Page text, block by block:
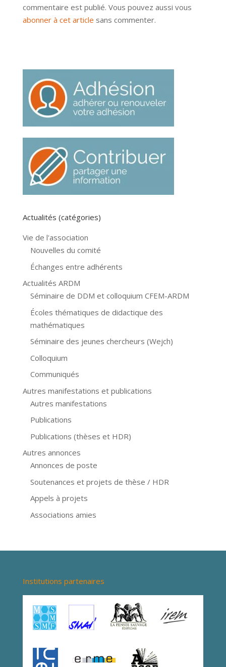
commentaire est publié. Vous pouvez aussi vous
abonner à cet article sans commenter.
Actualités (catégories)
Vie de l'association
Nouvelles du comité
Échanges entre adhérents
Actualités ARDM
Séminaire de DDM et colloquium CFEM-ARDM
Écoles thématiques de didactique des
mathématiques
Séminaire des jeunes chercheurs (Wejch)
Colloquium
Communiqués
Autres manifestations et publications
Autres manifestations
Publications
Publications (thèses et HDR)
Autres annonces
Annonces de poste
Soutenances et projets de thèse / HDR
Appels à projets
Associations amies
Institutions partenaires